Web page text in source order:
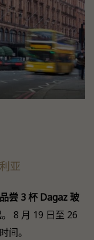
亚
品尝 3 杯 Dagaz 玻
8 月 19 日至 26
间。